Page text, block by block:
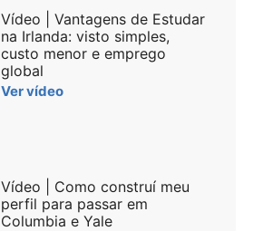
Vídeo | Vantagens de Estudar
na Irlanda: visto simples,
custo menor e emprego
global
Ver vídeo
Vídeo | Como construí meu
perfil para passar em
Columbia e Yale